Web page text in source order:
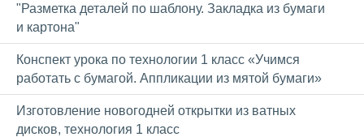
"Разметка деталей по шаблону. Закладка из бумаги
и картона"
Конспект урока по технологии 1 класс «Учимся
работать с бумагой. Аппликации из мятой бумаги»
Изготовление новогодней открытки из ватных
дисков, технология 1 класс